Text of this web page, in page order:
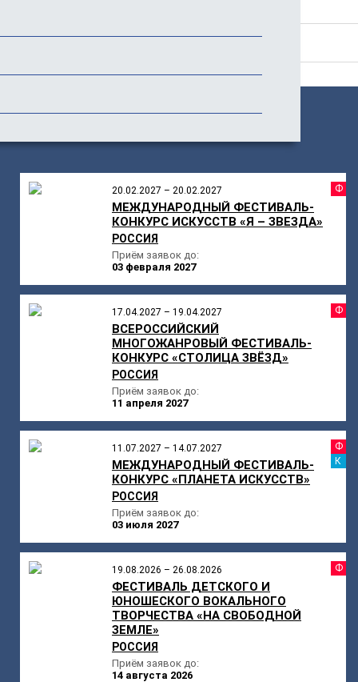
20.02.2027 – 20.02.2027
МЕЖДУНАРОДНЫЙ ФЕСТИВАЛЬ-
КОНКУРС ИСКУССТВ «Я – ЗВЕЗДА»
РОССИЯ
Приём заявок до:
03 февраля 2027
17.04.2027 – 19.04.2027
ВСЕРОССИЙСКИЙ
МНОГОЖАНРОВЫЙ ФЕСТИВАЛЬ-
КОНКУРС «СТОЛИЦА ЗВЁЗД»
РОССИЯ
Приём заявок до:
11 апреля 2027
11.07.2027 – 14.07.2027
МЕЖДУНАРОДНЫЙ ФЕСТИВАЛЬ-
КОНКУРС «ПЛАНЕТА ИСКУССТВ»
РОССИЯ
Приём заявок до:
03 июля 2027
19.08.2026 – 26.08.2026
ФЕСТИВАЛЬ ДЕТСКОГО И
ЮНОШЕСКОГО ВОКАЛЬНОГО
ТВОРЧЕСТВА «НА СВОБОДНОЙ
ЗЕМЛЕ»
РОССИЯ
Приём заявок до:
14 августа 2026